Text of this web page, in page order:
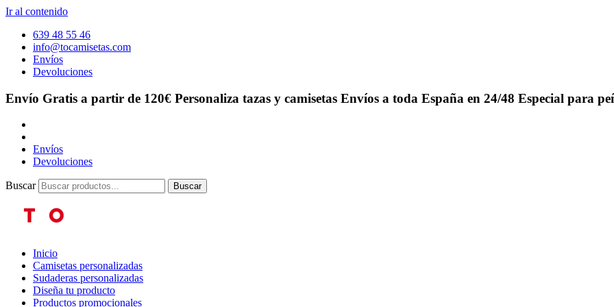
Ir al contenido
639 48 55 46
info@tocamisetas.com
Envíos
Devoluciones
Envío Gratis a partir de 120€ Personaliza tazas y camisetas Envíos a toda España en 24/48 Especial para
Envíos
Devoluciones
Buscar Buscar
Inicio
Camisetas personalizadas
Sudaderas personalizadas
Diseña tu producto
Productos promocionales